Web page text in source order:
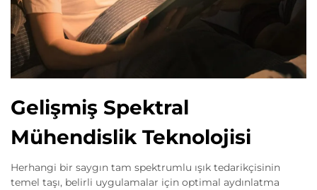
Gelişmiş Spektral
Mühendislik Teknolojisi
Herhangi bir saygın tam spektrumlu ışık tedarikçisinin
temel taşı, belirli uygulamalar için optimal aydınlatma